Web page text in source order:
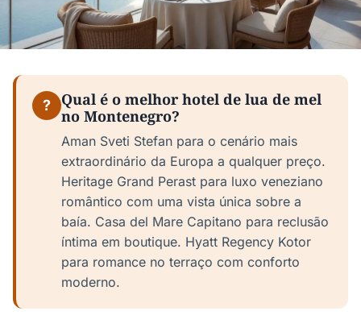
?
Qual é o melhor hotel de lua de mel
no Montenegro?
Aman Sveti Stefan para o cenário mais
extraordinário da Europa a qualquer preço.
Heritage Grand Perast para luxo veneziano
romântico com uma vista única sobre a
baía. Casa del Mare Capitano para reclusão
íntima em boutique. Hyatt Regency Kotor
para romance no terraço com conforto
moderno.